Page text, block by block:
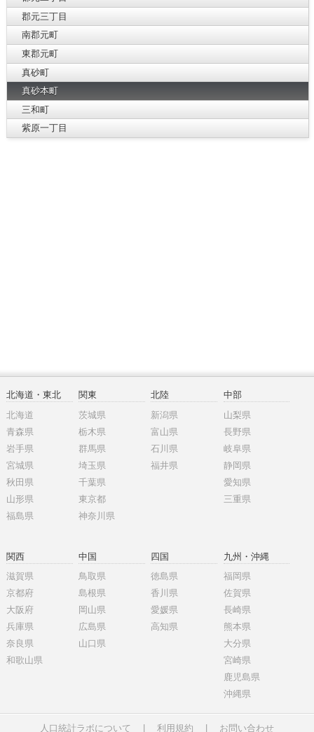
郡元三丁目
南郡元町
東郡元町
真砂町
真砂本町
三和町
紫原一丁目
北海道・東北
北海道
青森県
岩手県
宮城県
秋田県
山形県
福島県
関東
茨城県
栃木県
群馬県
埼玉県
千葉県
東京都
神奈川県
北陸
新潟県
富山県
石川県
福井県
中部
山梨県
長野県
岐阜県
静岡県
愛知県
三重県
関西
滋賀県
京都府
大阪府
兵庫県
奈良県
和歌山県
中国
鳥取県
島根県
岡山県
広島県
山口県
四国
徳島県
香川県
愛媛県
高知県
九州・沖縄
福岡県
佐賀県
長崎県
熊本県
大分県
宮崎県
鹿児島県
沖縄県
人口統計ラボについて 利用規約 お問い合わせ